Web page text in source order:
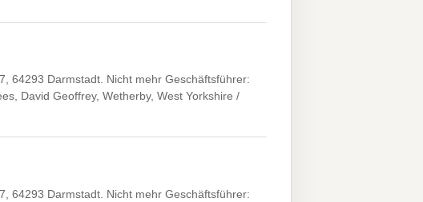
64293 Darmstadt. Nicht mehr Geschäftsführer:
David Geoffrey, Wetherby, West Yorkshire /
64293 Darmstadt. Nicht mehr Geschäftsführer: